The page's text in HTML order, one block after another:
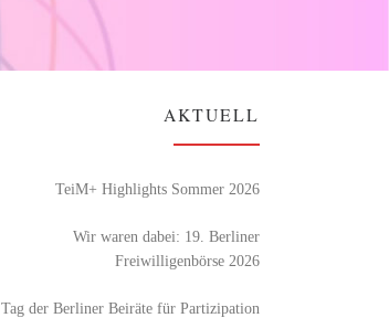
AKTUELL
TeiM+ Highlights Sommer 2026
Wir waren dabei: 19. Berliner
Freiwilligenbörse 2026
Tag der Berliner Beiräte für Partizipation